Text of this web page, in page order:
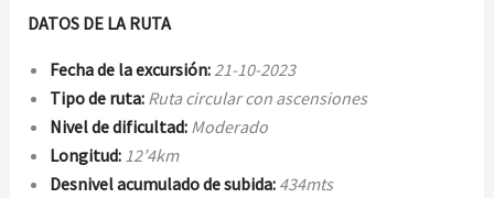
DATOS DE LA RUTA
Fecha de la excursión: 21-10-2023
Tipo de ruta: Ruta circular con ascensiones
Nivel de dificultad: Moderado
Longitud: 12’4km
Desnivel acumulado de subida: 434mts